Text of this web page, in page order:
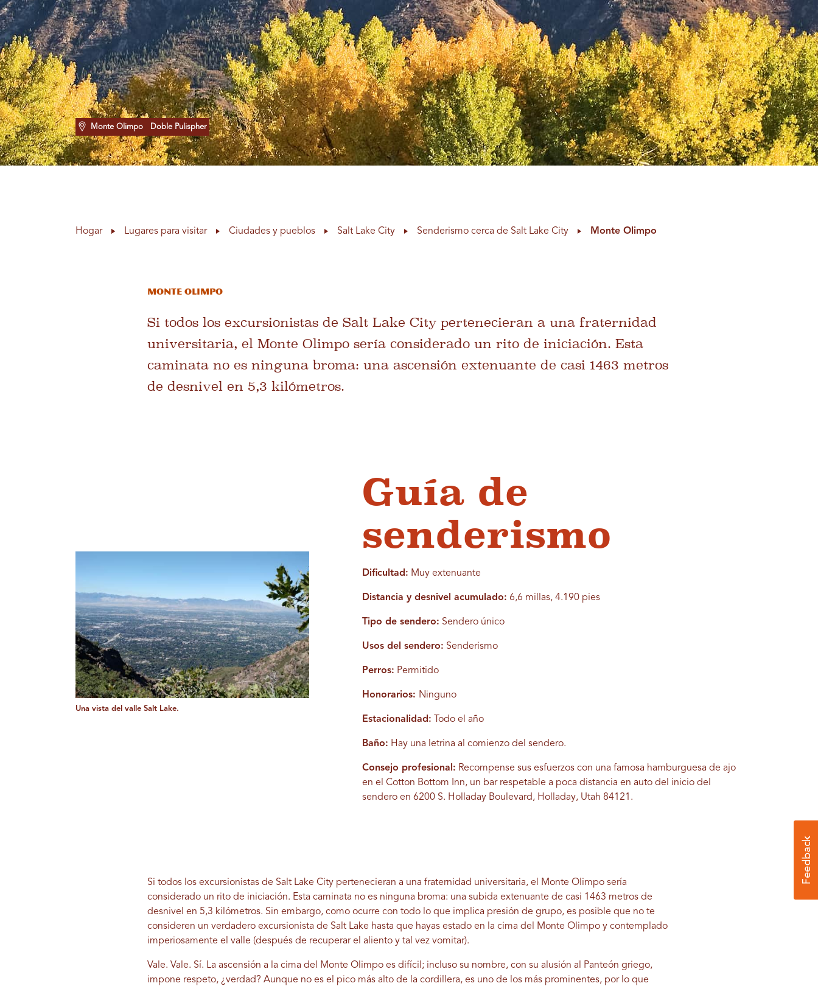
Monte Olimpo Doble Pulispher
Hogar Lugares para visitar Ciudades y pueblos Salt Lake City Senderismo cerca de Salt Lake City Monte Olimpo
Monte Olimpo
Si todos los excursionistas de Salt Lake City pertenecieran a una fraternidad
universitaria, el Monte Olimpo sería considerado un rito de iniciación. Esta
caminata no es ninguna broma: una ascensión extenuante de casi 1463 metros
de desnivel en 5,3 kilómetros.
Una vista del valle Salt Lake.
Guía de
senderismo
Dificultad: Muy extenuante
Distancia y desnivel acumulado: 6,6 millas, 4.190 pies
Tipo de sendero: Sendero único
Usos del sendero: Senderismo
Perros: Permitido
Honorarios: Ninguno
Estacionalidad: Todo el año
Baño: Hay una letrina al comienzo del sendero.
Consejo profesional: Recompense sus esfuerzos con una famosa hamburguesa de ajo
en el Cotton Bottom Inn, un bar respetable a poca distancia en auto del inicio del
sendero en 6200 S. Holladay Boulevard, Holladay, Utah 84121.
Si todos los excursionistas de Salt Lake City pertenecieran a una fraternidad universitaria, el Monte Olimpo sería
considerado un rito de iniciación. Esta caminata no es ninguna broma: una subida extenuante de casi 1463 metros de
desnivel en 5,3 kilómetros. Sin embargo, como ocurre con todo lo que implica presión de grupo, es posible que no te
consideren un verdadero excursionista de Salt Lake hasta que hayas estado en la cima del Monte Olimpo y contemplado
imperiosamente el valle (después de recuperar el aliento y tal vez vomitar).
Vale. Vale. Sí. La ascensión a la cima del Monte Olimpo es difícil; incluso su nombre, con su alusión al Panteón griego,
impone respeto, ¿verdad? Aunque no es el pico más alto de la cordillera, es uno de los más prominentes, por lo que